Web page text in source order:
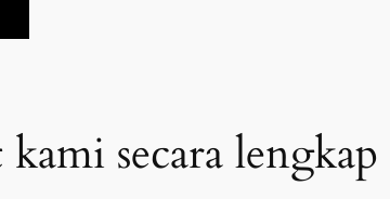
secara lengkap